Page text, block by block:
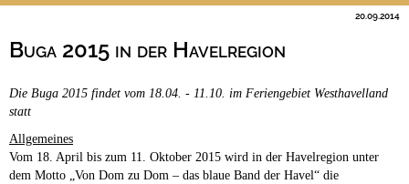
Ganzjährig geöffnet
Hundefreundliche CampingplätzeCampingplätze
Camping & Caravan
Buga 2015 in der Havelregion
20.09.2014
Die Buga 2015 findet vom 18.04. - 11.10. im Feriengebiet Westhavelland
statt
Allgemeines
Vom 18. April bis zum 11. Oktober 2015 wird in der Havelregion unter
dem Motto „Von Dom zu Dom – das blaue Band der Havel“ die